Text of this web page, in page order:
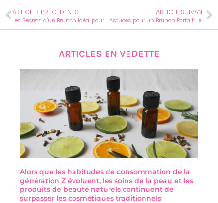
ARTICLES PRÉCÉDENTS
Les Secrets d’un Brunch Idéal pour les Femmes Élégantes
ARTICLE SUIVANT
Astuces pour un Brunch Parfait: Le Guide Ultime pour les Femmes
ARTICLES EN VEDETTE
Alors que les habitudes de consommation de la
génération Z évoluent, les soins de la peau et les
produits de beauté naturels continuent de
surpasser les cosmétiques traditionnels